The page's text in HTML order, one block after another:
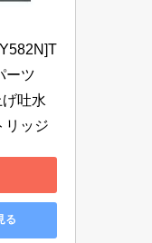
ーツ
吐水
リッジ
る